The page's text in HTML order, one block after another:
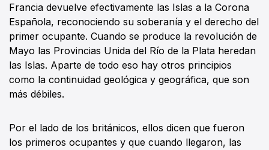
Francia devuelve efectivamente las Islas a la Corona
Española, reconociendo su soberanía y el derecho del
primer ocupante. Cuando se produce la revolución de
Mayo las Provincias Unida del Río de la Plata heredan
las Islas. Aparte de todo eso hay otros principios
como la continuidad geológica y geográfica, que son
más débiles.
Por el lado de los británicos, ellos dicen que fueron
los primeros ocupantes y que cuando llegaron, las